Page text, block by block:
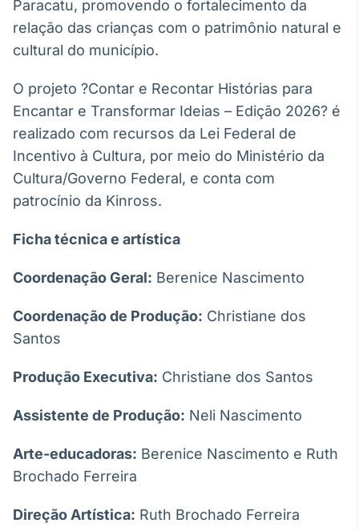
Paracatu, promovendo o fortalecimento da
relação das crianças com o patrimônio natural e
cultural do município.
O projeto ?Contar e Recontar Histórias para
Encantar e Transformar Ideias – Edição 2026? é
realizado com recursos da Lei Federal de
Incentivo à Cultura, por meio do Ministério da
Cultura/Governo Federal, e conta com
patrocínio da Kinross.
Ficha técnica e artística
Coordenação Geral: Berenice Nascimento
Coordenação de Produção: Christiane dos
Santos
Produção Executiva: Christiane dos Santos
Assistente de Produção: Neli Nascimento
Arte-educadoras: Berenice Nascimento e Ruth
Brochado Ferreira
Direção Artística: Ruth Brochado Ferreira